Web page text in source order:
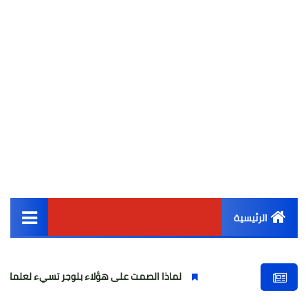
الرئيسية
أخبار مصر
لماذا الصمت على هؤلاء بلوجر تسيء لعلماء الدين وتصف